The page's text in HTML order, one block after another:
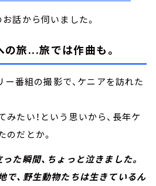
話から伺いました。
旅...旅では作曲も。
ー番組の撮影で、ケニアを訪れた
たい！という思いから、長年ケ
のだとか。
た瞬間、ちょっと泣きました。
野生動物たちは生きているん